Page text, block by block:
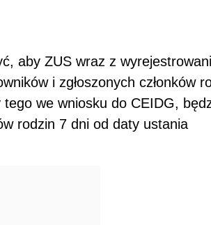
aby ZUS wraz z
i zgłoszonych członków
tego we wniosku do CEIDG,
rodzin 7 dni od daty ustania